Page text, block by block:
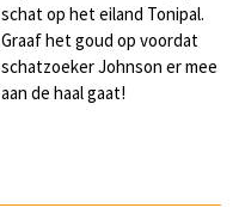
schat op het eiland Tonipal.
Graaf het goud op voordat
schatzoeker Johnson er mee
aan de haal gaat!